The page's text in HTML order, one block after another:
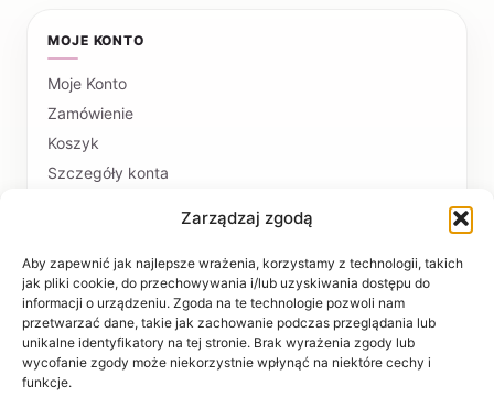
Zarządzaj zgodą
Aby zapewnić jak najlepsze wrażenia, korzystamy z technologii, takich
jak pliki cookie, do przechowywania i/lub uzyskiwania dostępu do
informacji o urządzeniu. Zgoda na te technologie pozwoli nam
przetwarzać dane, takie jak zachowanie podczas przeglądania lub
unikalne identyfikatory na tej stronie. Brak wyrażenia zgody lub
wycofanie zgody może niekorzystnie wpłynąć na niektóre cechy i
funkcje.
MOJE KONTO
Moje Konto
Zamówienie
Koszyk
Szczegóły konta
PŁATNOŚCI I DOSTAWA
Formy płatności
Czas realizacji i koszty dostawy
INFORMACJE
Regulaminy